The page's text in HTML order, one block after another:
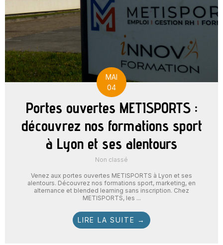
MAI
04
Portes ouvertes METISPORTS :
découvrez nos formations sport
à Lyon et ses alentours
Non classé
Venez aux portes ouvertes METISPORTS à Lyon et ses
alentours. Découvrez nos formations sport, marketing, en
alternance et blended learning sans inscription. Chez
METISPORTS, les ...
LIRE LA SUITE →